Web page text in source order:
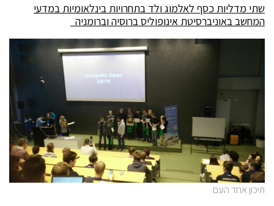
שתי מדליות כסף לאלמוג ולד בתחרויות בינלאומיות במדעי
המחשב באוניברסיטת אינופוליס ברוסיה וברומניה
תיכון אחד העם